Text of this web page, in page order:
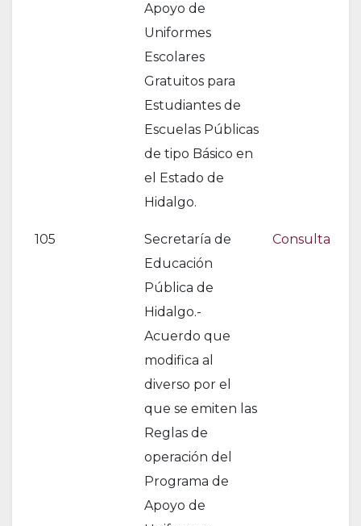
Apoyo de
Uniformes
Escolares
Gratuitos para
Estudiantes de
Escuelas Públicas
de tipo Básico en
el Estado de
Hidalgo.
105
Secretaría de
Educación
Pública de
Hidalgo.-
Acuerdo que
modifica al
diverso por el
que se emiten las
Reglas de
operación del
Programa de
Apoyo de
Consulta